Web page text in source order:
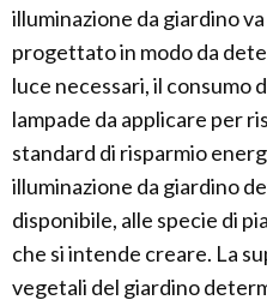
illuminazione da giardino
progettato in modo da
luce necessari, il consumo
lampade da applicare per
standard di risparmio
illuminazione da giardino
disponibile, alle specie di
che si intende creare. La
vegetali del giardino